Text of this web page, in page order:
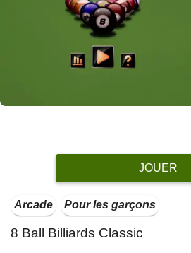
JOUER
Arcade Pour les garçons
8 Ball Billiards Classic